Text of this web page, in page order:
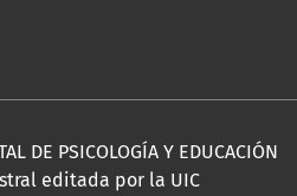
DE PSICOLOGÍA Y EDUCACIÓN
editada por la UIC